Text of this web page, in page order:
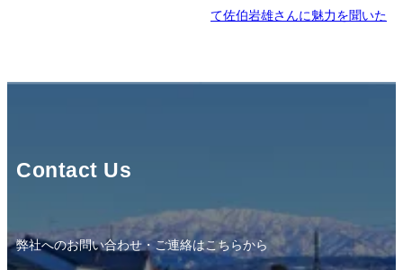
て佐伯岩雄さんに魅力を聞いた
Contact Us
弊社へのお問い合わせ・ご連絡はこちらから